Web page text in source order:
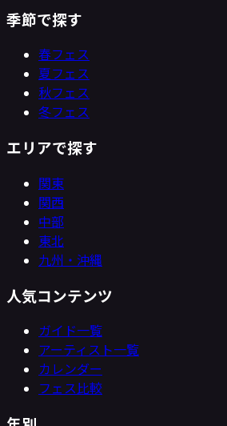
季節で探す
春フェス
夏フェス
秋フェス
冬フェス
エリアで探す
関東
関西
中部
東北
九州・沖縄
人気コンテンツ
ガイド一覧
アーティスト一覧
カレンダー
フェス比較